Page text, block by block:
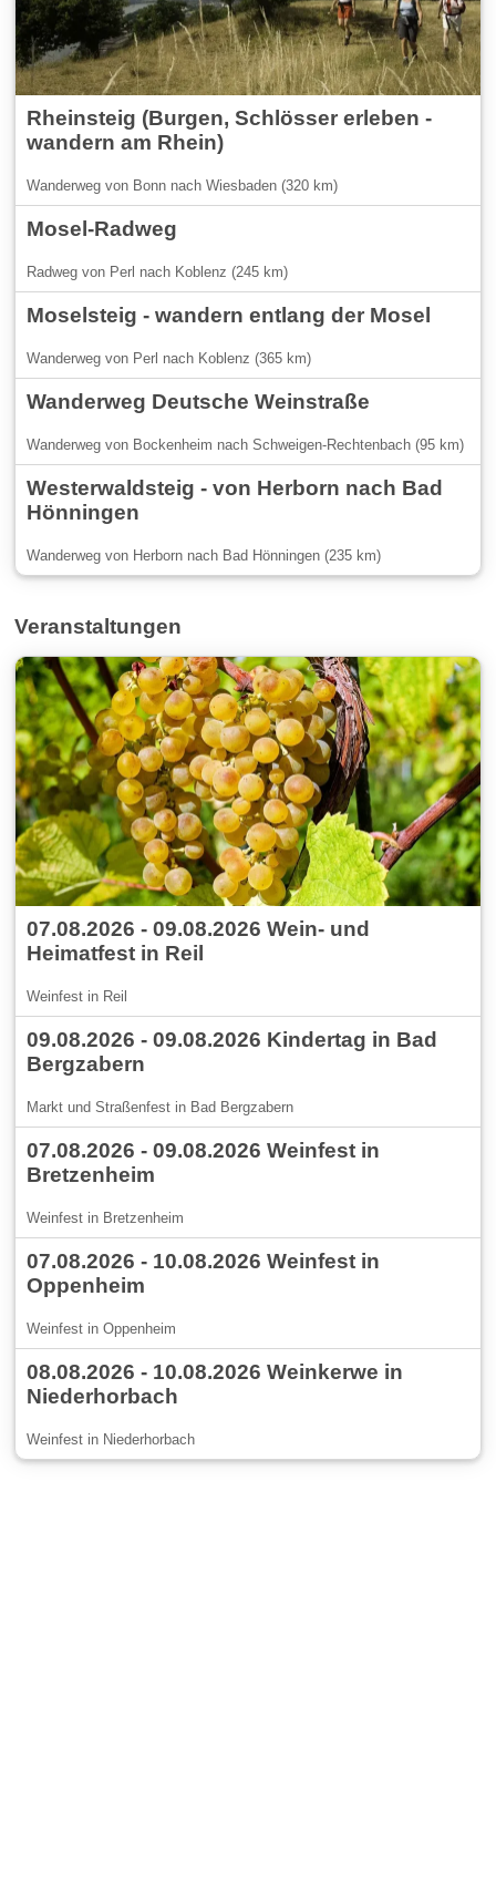
Rheinsteig (Burgen, Schlösser erleben -
wandern am Rhein)
Wanderweg von Bonn nach Wiesbaden (320 km)
Mosel-Radweg
Radweg von Perl nach Koblenz (245 km)
Moselsteig - wandern entlang der Mosel
Wanderweg von Perl nach Koblenz (365 km)
Wanderweg Deutsche Weinstraße
Wanderweg von Bockenheim nach Schweigen-Rechtenbach (95 km)
Westerwaldsteig - von Herborn nach Bad
Hönningen
Wanderweg von Herborn nach Bad Hönningen (235 km)
Veranstaltungen
07.08.2026 - 09.08.2026 Wein- und
Heimatfest in Reil
Weinfest in Reil
09.08.2026 - 09.08.2026 Kindertag in Bad
Bergzabern
Markt und Straßenfest in Bad Bergzabern
07.08.2026 - 09.08.2026 Weinfest in
Bretzenheim
Weinfest in Bretzenheim
07.08.2026 - 10.08.2026 Weinfest in
Oppenheim
Weinfest in Oppenheim
08.08.2026 - 10.08.2026 Weinkerwe in
Niederhorbach
Weinfest in Niederhorbach